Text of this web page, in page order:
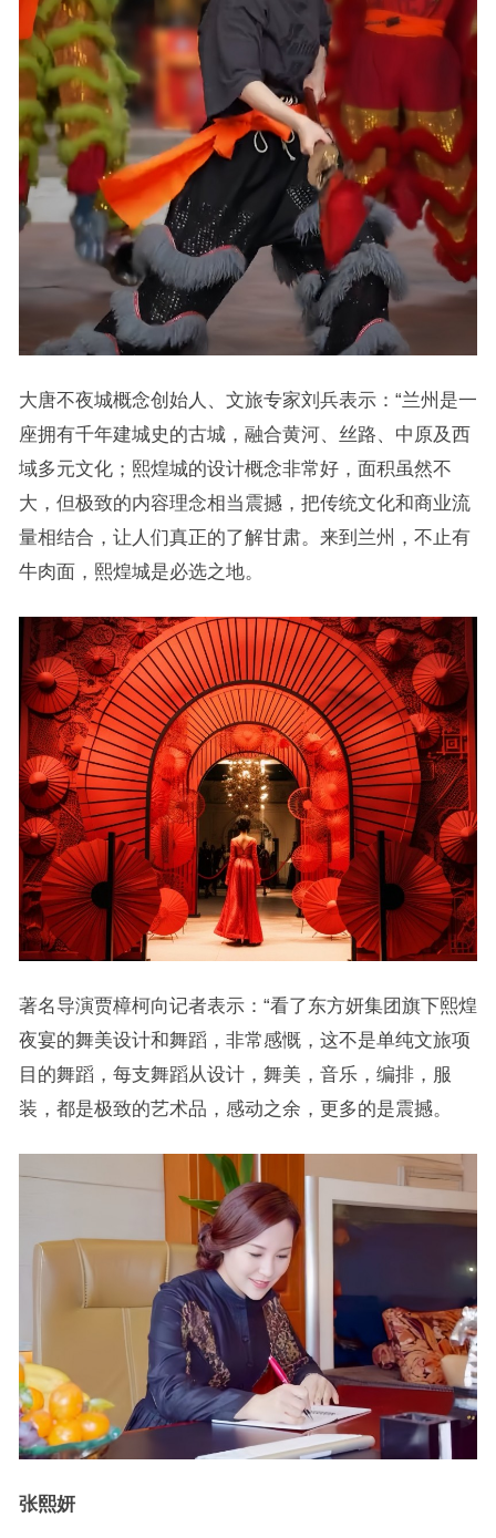
大唐不夜城概念创始人、文旅专家刘兵表示：“兰州是一
座拥有千年建城史的古城，融合黄河、丝路、中原及西
域多元文化；熙煌城的设计概念非常好，面积虽然不
大，但极致的内容理念相当震撼，把传统文化和商业流
量相结合，让人们真正的了解甘肃。来到兰州，不止有
牛肉面，熙煌城是必选之地。
著名导演贾樟柯向记者表示：“看了东方妍集团旗下熙煌
夜宴的舞美设计和舞蹈，非常感慨，这不是单纯文旅项
目的舞蹈，每支舞蹈从设计，舞美，音乐，编排，服
装，都是极致的艺术品，感动之余，更多的是震撼。
张熙妍